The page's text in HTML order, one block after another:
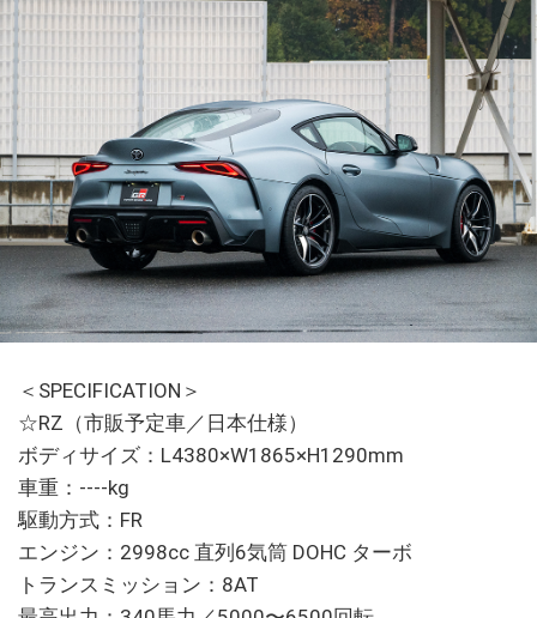
＜SPECIFICATION＞
☆RZ（市販予定車／日本仕様）
ボディサイズ：L4380×W1865×H1290mm
車重：----kg
駆動方式：FR
エンジン：2998cc 直列6気筒 DOHC ターボ
トランスミッション：8AT